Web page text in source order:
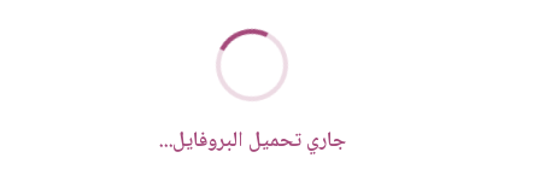
جاري تحميل البروفايل...